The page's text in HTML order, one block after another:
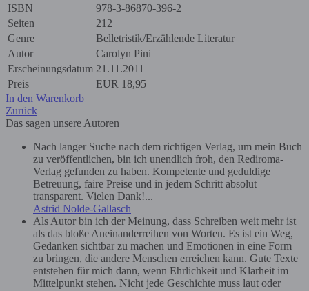
ISBN
978-3-86870-396-2
Seiten
212
Genre
Belletristik/Erzählende Literatur
Autor
Carolyn Pini
Erscheinungsdatum 21.11.2011
Preis
EUR 18,95
In den Warenkorb
Zurück
Das sagen unsere Autoren
Nach langer Suche nach dem richtigen Verlag, um mein Buch
zu veröffentlichen, bin ich unendlich froh, den Rediroma-
Verlag gefunden zu haben. Kompetente und geduldige
Betreuung, faire Preise und in jedem Schritt absolut
transparent. Vielen Dank!...
Astrid Nolde-Gallasch
Als Autor bin ich der Meinung, dass Schreiben weit mehr ist
als das bloße Aneinanderreihen von Worten. Es ist ein Weg,
Gedanken sichtbar zu machen und Emotionen in eine Form
zu bringen, die andere Menschen erreichen kann. Gute Texte
entstehen für mich dann, wenn Ehrlichkeit und Klarheit im
Mittelpunkt stehen. Nicht jede Geschichte muss laut oder